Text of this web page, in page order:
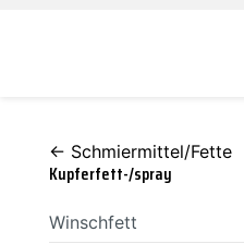
BLINKER
ABGASANLAGE
ADDITIVE
ABAKUS
WERKSTATT
← Schmiermittel/Fette
Kupferfett-/spray
Winschfett